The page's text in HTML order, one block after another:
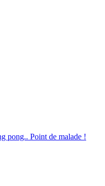
pong.. Point de malade !